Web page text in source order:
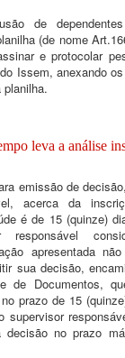
de
(de nome
e protocolar
Issem, anexando
planilha.
leva a análise
emissão de
acerca da
é de 15 (quinze)
responsável
apresentada
sua decisão,
de Documentos,
prazo de 15
supervisor
decisão no prazo